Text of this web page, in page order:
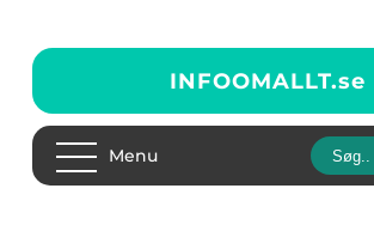
INFOOMALLT.se
Menu